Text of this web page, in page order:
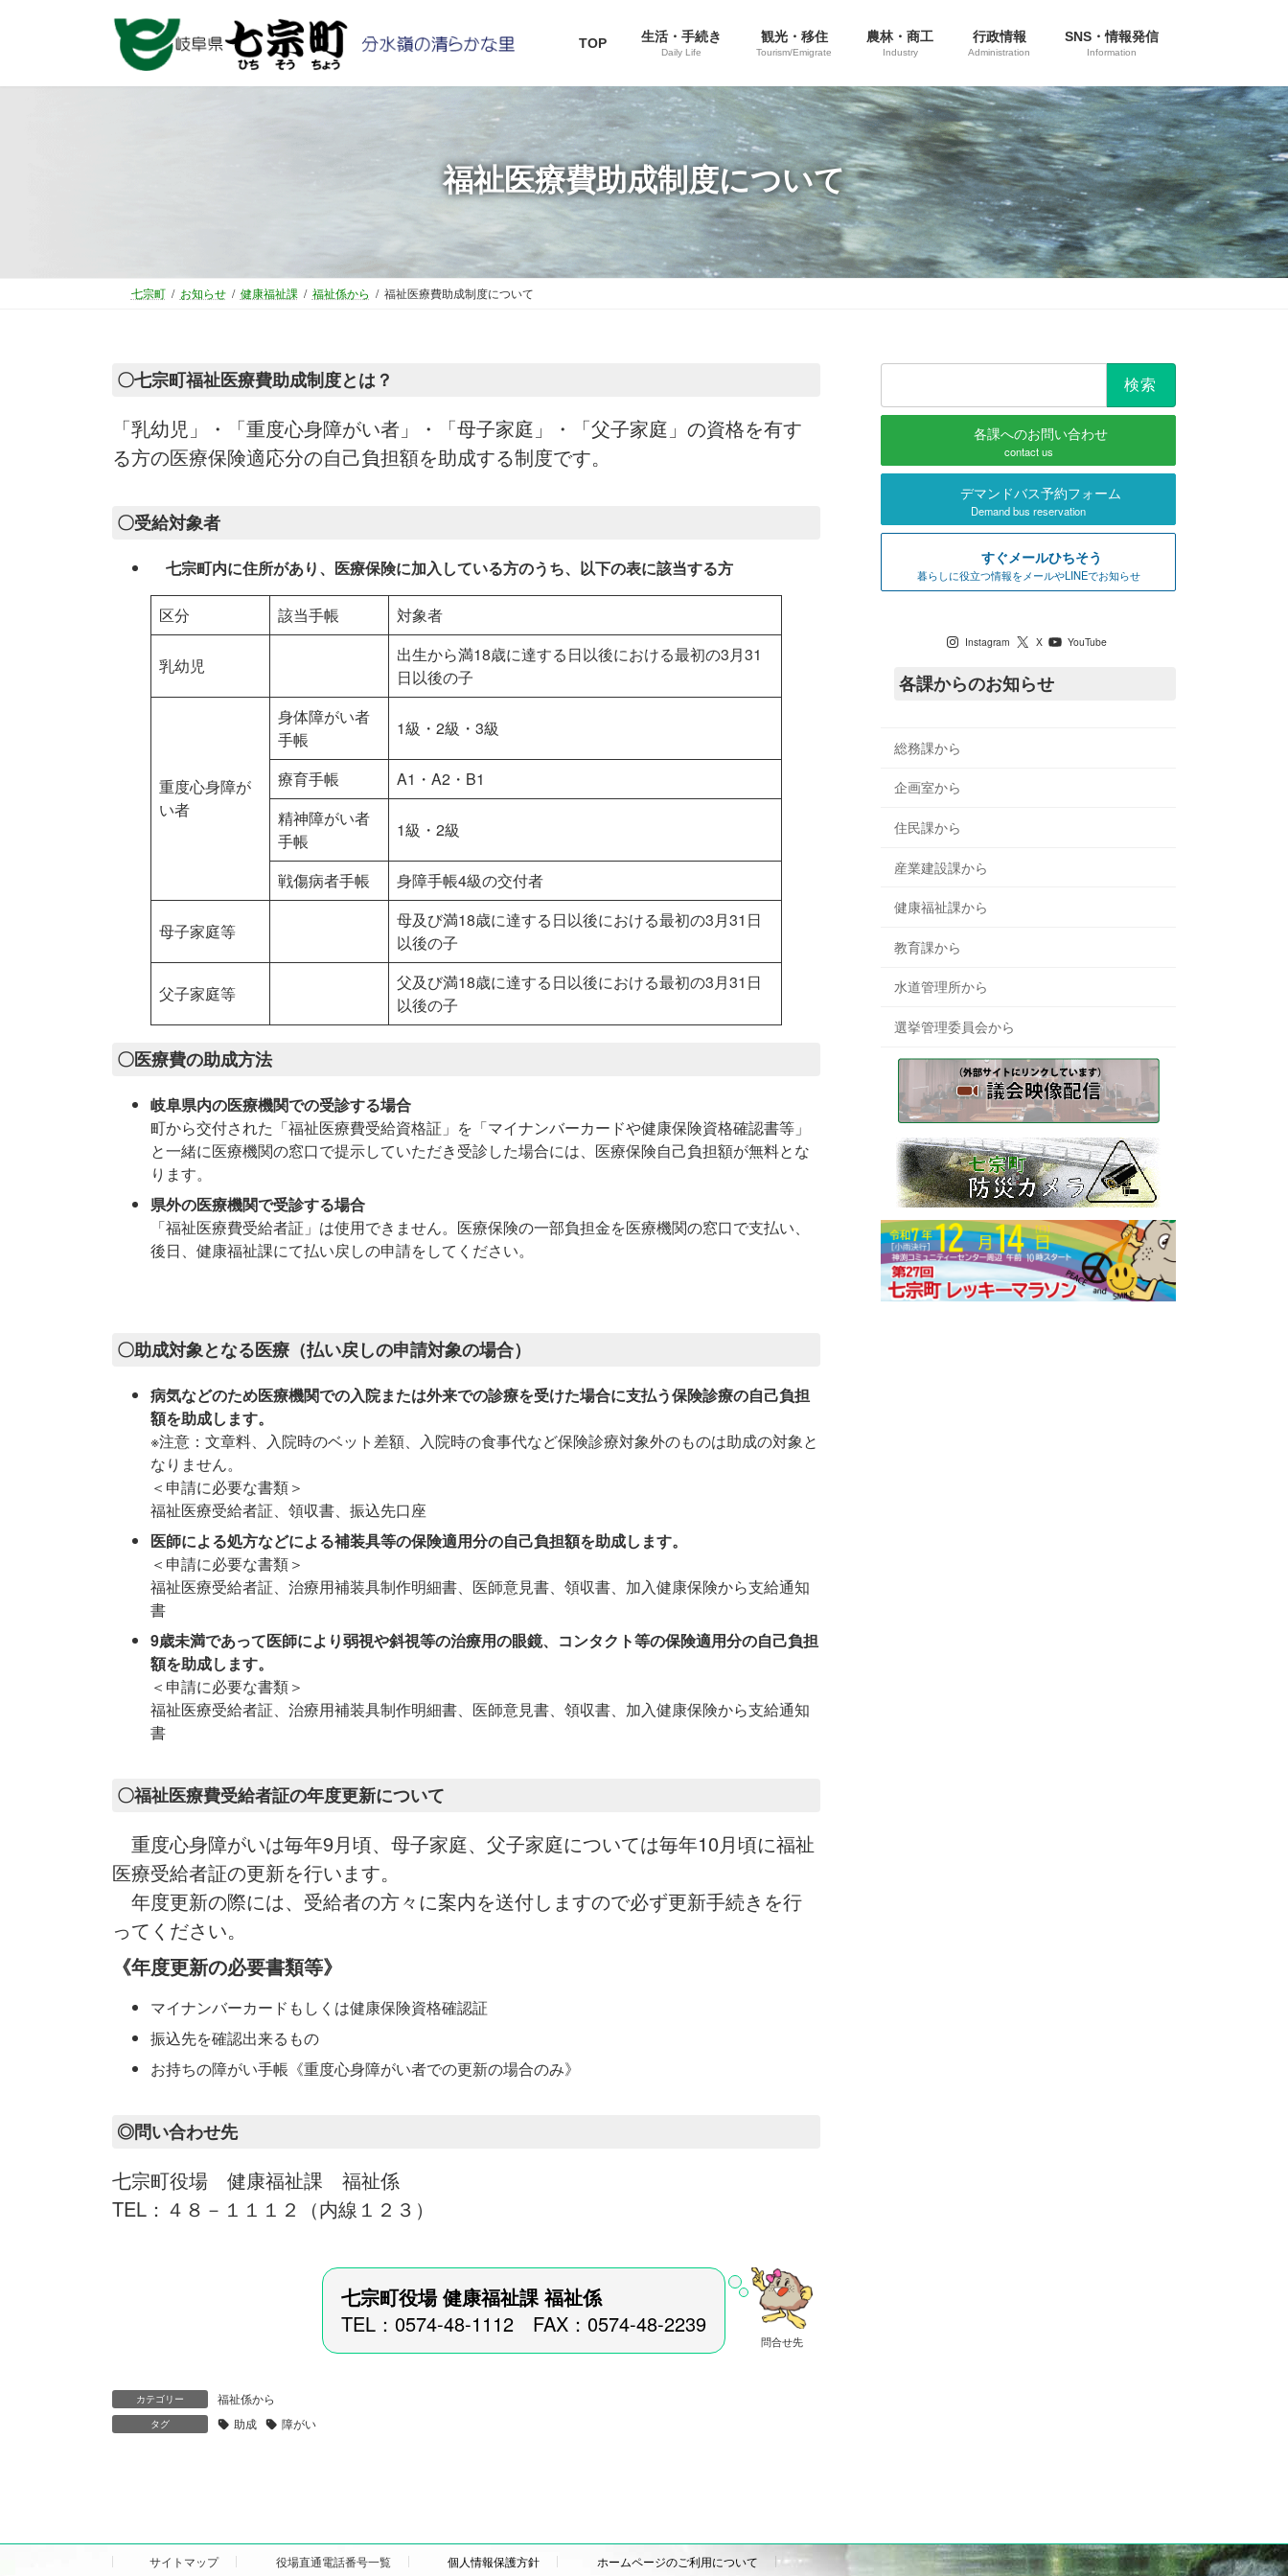
TOP 生活・手続き
Daily Life
観光・移住
Tourism/Emigrate
農林・商工
Industry
行政情報
Administration
SNS・情報発信
Information
福祉医療費助成制度について
七宗町 お知らせ 健康福祉課 福祉係から 福祉医療費助成制度について
〇七宗町福祉医療費助成制度とは？
「乳幼児」・「重度心身障がい者」・「母子家庭」・「父子家庭」の資格を有す
る方の医療保険適応分の自己負担額を助成する制度です。
〇受給対象者
七宗町内に住所があり、医療保険に加入している方のうち、以下の表に該当する方
区分 該当手帳 対象者
乳幼児
出生から満18歳に達する日以後における最初の3月31
日以後の子
重度心身障が
い者
身体障がい者
手帳
1級・2級・3級
療育手帳
A1・A2・B1
精神障がい者
手帳
1級・2級
戦傷病者手帳 身障手帳4級の交付者
母子家庭等
母及び満18歳に達する日以後における最初の3月31日
以後の子
父子家庭等
父及び満18歳に達する日以後における最初の3月31日
以後の子
〇医療費の助成方法
岐阜県内の医療機関での受診する場合
町から交付された「福祉医療費受給資格証」を「マイナンバーカードや健康保険資格確認書等」
と一緒に医療機関の窓口で提示していただき受診した場合には、医療保険自己負担額が無料とな
ります。
県外の医療機関で受診する場合
「福祉医療費受給者証」は使用できません。医療保険の一部負担金を医療機関の窓口で支払い、
後日、健康福祉課にて払い戻しの申請をしてください。
〇助成対象となる医療（払い戻しの申請対象の場合）
病気などのため医療機関での入院または外来での診療を受けた場合に支払う保険診療の自己負担
額を助成します。
※注意：文章料、入院時のベット差額、入院時の食事代など保険診療対象外のものは助成の対象と
なりません。
＜申請に必要な書類＞
福祉医療受給者証、領収書、振込先口座
医師による処方などによる補装具等の保険適用分の自己負担額を助成します。
＜申請に必要な書類＞
福祉医療受給者証、治療用補装具制作明細書、医師意見書、領収書、加入健康保険から支給通知
書
9歳未満であって医師により弱視や斜視等の治療用の眼鏡、コンタクト等の保険適用分の自己負担
額を助成します。
＜申請に必要な書類＞
福祉医療受給者証、治療用補装具制作明細書、医師意見書、領収書、加入健康保険から支給通知
書
〇福祉医療費受給者証の年度更新について
重度心身障がいは毎年9月頃、母子家庭、父子家庭については毎年10月頃に福祉
医療受給者証の更新を行います。
年度更新の際には、受給者の方々に案内を送付しますので必ず更新手続きを行
ってください。
《年度更新の必要書類等》
マイナンバーカードもしくは健康保険資格確認証
振込先を確認出来るもの
お持ちの障がい手帳《重度心身障がい者での更新の場合のみ》
◎問い合わせ先
七宗町役場 健康福祉課 福祉係
TEL：４８－１１１２（内線１２３）
問合せ先
七宗町役場 健康福祉課 福祉係
TEL：0574-48-1112 FAX：0574-48-2239
カテゴリー 福祉係から
タグ 助成 障がい
各課へのお問い合わせ
contact us
デマンドバス予約フォーム
Demand bus reservation
すぐメールひちそう
暮らしに役立つ情報をメールやLINEでお知らせ
Instagram X YouTube
各課からのお知らせ
総務課から
企画室から
住民課から
産業建設課から
健康福祉課から
教育課から
水道管理所から
選挙管理委員会から
サイトマップ 役場直通電話番号一覧 個人情報保護方針 ホームページのご利用について